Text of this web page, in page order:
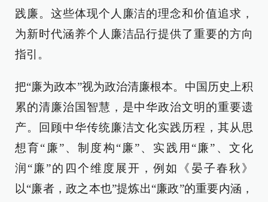
践廉。这些体现个人廉洁的理念和价值追求，
为新时代涵养个人廉洁品行提供了重要的方向
指引。
把“廉为政本”视为政治清廉根本。中国历史上积
累的清廉治国智慧，是中华政治文明的重要遗
产。回顾中华传统廉洁文化实践历程，其从思
想育“廉”、制度构“廉”、实践用“廉”、文化
润“廉”的四个维度展开，例如《晏子春秋》
以“廉者，政之本也”提炼出“廉政”的重要内涵，